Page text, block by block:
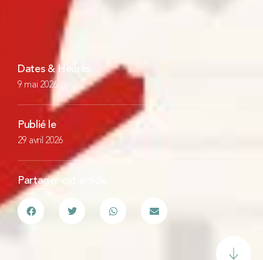
Dates & Heures
9 mai 2026
Publié le
29 avril 2026
Partager cet article